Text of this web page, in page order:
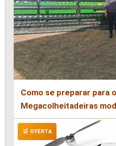
Como se preparar para
Megacolheitadeiras
🛒 OFERTA